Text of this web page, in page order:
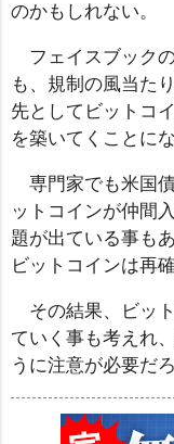
のかもしれない。
フェイスブック
も、規制の風当た
先としてビットコ
を築いてくことに
専門家でも米国
ットコインが仲間
題が出ている事も
ビットコインは再
その結果、ビッ
ていく事も考えれ
うに注意が必要だろ